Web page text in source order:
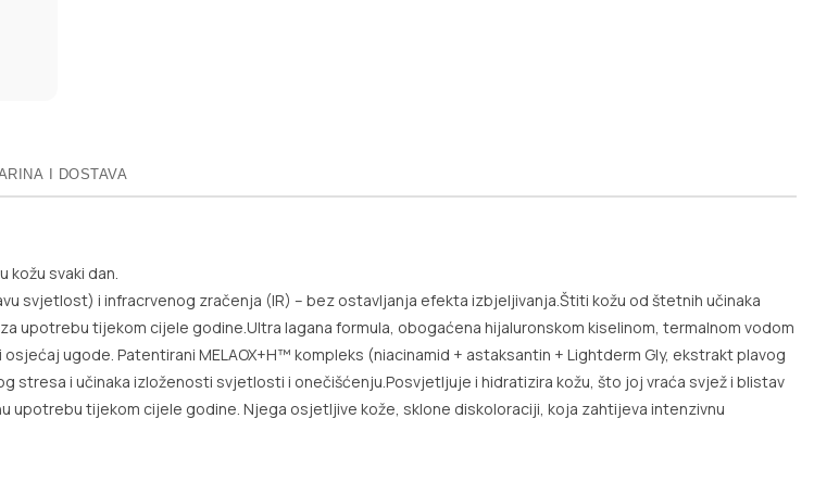
I DOSTAVA
kožu svaki dan.
svjetlost) i infracrvenog zračenja (IR) – bez ostavljanja efekta izbjeljivanja.Štiti kožu od štetnih učinaka
upotrebu tijekom cijele godine.Ultra lagana formula, obogaćena hijaluronskom kiselinom, termalnom vodom
ugode. Patentirani MELAOX+H™ kompleks (niacinamid + astaksantin + Lightderm Gly, ekstrakt plavog
i učinaka izloženosti svjetlosti i onečišćenju.Posvjetljuje i hidratizira kožu, što joj vraća svjež i blistav
upotrebu tijekom cijele godine. Njega osjetljive kože, sklone diskoloraciji, koja zahtijeva intenzivnu